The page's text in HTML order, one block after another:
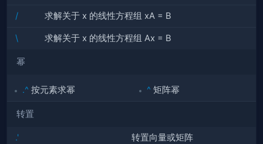
/ 求解关于 x 的线性方程组 xA = B
\ 求解关于 x 的线性方程组 Ax = B
幂
.^ 按元素求幂 ^ 矩阵幂
转置
.' 转置向量或矩阵